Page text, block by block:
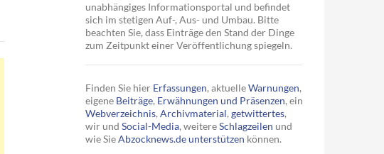
unabhängiges Informationsportal und befindet
sich im stetigen Auf-, Aus- und Umbau. Bitte
beachten Sie, dass Einträge den Stand der Dinge
zum Zeitpunkt einer Veröffentlichung spiegeln.
Finden Sie hier Erfassungen, aktuelleWarnungen,
eigene Beiträge, Erwähnungen und Präsenzen, ein
Webverzeichnis, Archivmaterial, getwittertes,
wir und Social-Media, weitereSchlagzeilen und
wie SieAbzocknews.de unterstützen können.